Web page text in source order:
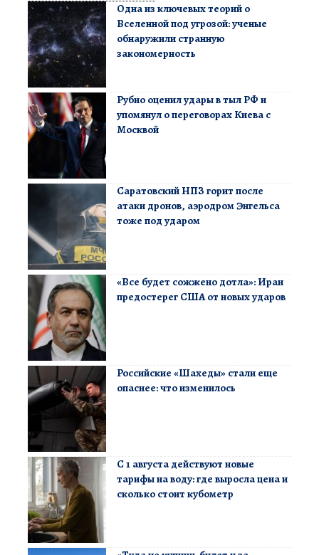
Одна из ключевых теорий о
Вселенной под угрозой: ученые
обнаружили странную
закономерность
Рубио оценил удары в тыл РФ и
упомянул о переговорах Киева с
Москвой
Саратовский НПЗ горит после
атаки дронов, аэродром Энгельса
тоже под ударом
«Все будет сожжено дотла»: Иран
предостерег США от новых ударов
Российские «Шахеды» стали еще
опаснее: что изменилось
С 1 августа действуют новые
тарифы на воду: где выросла цена и
сколько стоит кубометр